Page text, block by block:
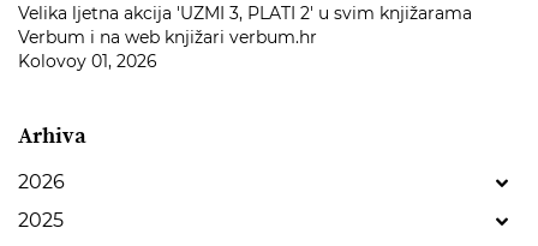
Velika ljetna akcija 'UZMI 3, PLATI 2' u svim knjižarama
Verbum i na web knjižari verbum.hr
Kolovoy 01, 2026
Arhiva
2026
2025